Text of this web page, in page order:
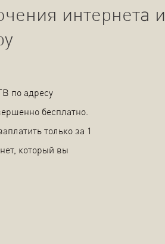
интернета и
по адресу
бесплатно.
только за 1
который вы